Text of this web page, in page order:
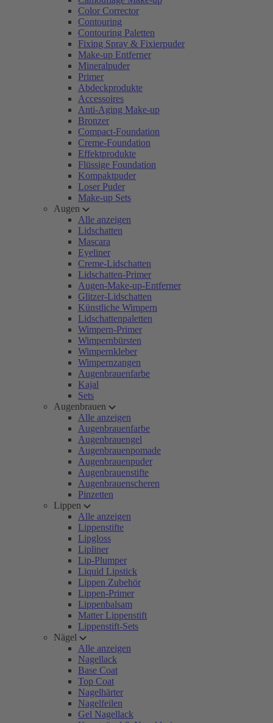
Color Corrector
Contouring
Contouring Paletten
Fixing Spray & Fixierpuder
Make-up Entferner
Mineralpuder
Primer
Abdeckprodukte
Accessoires
Anti-Aging Make-up
Bronzer
Compact-Foundation
Creme-Foundation
Effektprodukte
Flüssige Foundation
Kompaktpuder
Loser Puder
Make-up Sets
Augen
Alle anzeigen
Lidschatten
Mascara
Eyeliner
Creme-Lidschatten
Lidschatten-Primer
Augen-Make-up-Entferner
Glitzer-Lidschatten
Künstliche Wimpern
Lidschattenpaletten
Wimpern-Primer
Wimpernbürsten
Wimpernkleber
Wimpernzangen
Augenbrauenfarbe
Kajal
Sets
Augenbrauen
Alle anzeigen
Augenbrauenfarbe
Augenbrauengel
Augenbrauenpomade
Augenbrauenpuder
Augenbrauenstifte
Augenbrauenscheren
Pinzetten
Lippen
Alle anzeigen
Lippenstifte
Lipgloss
Lipliner
Lip-Plumper
Liquid Lipstick
Lippen Zubehör
Lippen-Primer
Lippenbalsam
Matter Lippenstift
Lippenstift-Sets
Nägel
Alle anzeigen
Nagellack
Base Coat
Top Coat
Nagelhärter
Nagelfeilen
Gel Nagellack